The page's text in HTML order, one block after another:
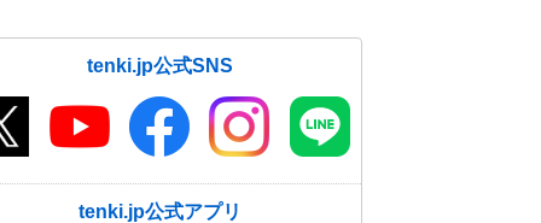
tenki.jp公式SNS
tenki.jp公式アプリ